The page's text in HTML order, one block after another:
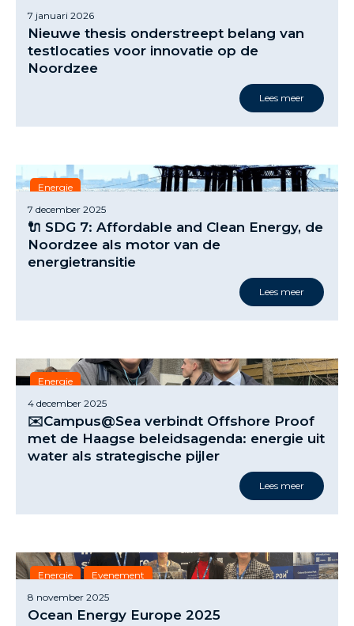
7 januari 2026
Nieuwe thesis onderstreept belang van
testlocaties voor innovatie op de
Noordzee
Lees meer
Energie
7 december 2025
🔌 SDG 7: Affordable and Clean Energy, de
Noordzee als motor van de
energietransitie
Lees meer
Energie
4 december 2025
✉️Campus@Sea verbindt Offshore Proof
met de Haagse beleidsagenda: energie uit
water als strategische pijler
Lees meer
Energie
Evenement
8 november 2025
Ocean Energy Europe 2025